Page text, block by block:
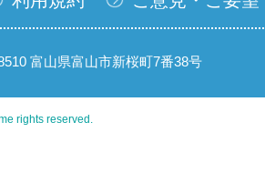
富山県富山市新桜町7番38号
rights reserved.